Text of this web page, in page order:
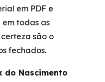
em PDF e
todas as
são o
fechados.
do Nascimento